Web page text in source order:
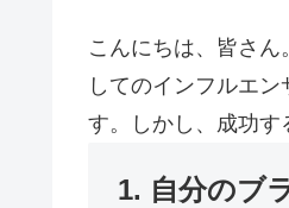
こんにちは、皆さ
してのインフルエ
す。しかし、成功す
1. 自分のブ